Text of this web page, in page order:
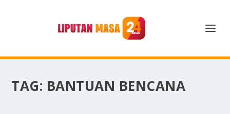
TAG: BANTUAN BENCANA